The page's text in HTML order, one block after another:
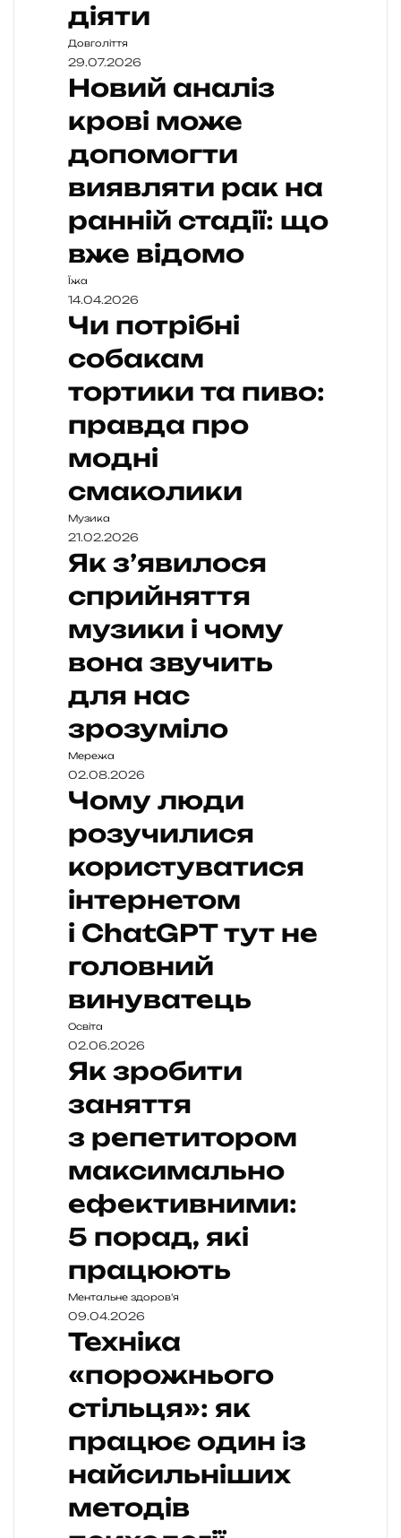
діяти
Довголіття
29.07.2026
Новий аналіз
крові може
допомогти
виявляти рак на
ранній стадії: що
вже відомо
Їжа
14.04.2026
Чи потрібні
собакам
тортики та пиво:
правда про
модні
смаколики
Музика
21.02.2026
Як з’явилося
сприйняття
музики і чому
вона звучить
для нас
зрозуміло
Мережа
02.08.2026
Чому люди
розучилися
користуватися
інтернетом
і ChatGPT тут не
головний
винуватець
Освіта
02.06.2026
Як зробити
заняття
з репетитором
максимально
ефективними:
5 порад, які
працюють
Ментальне здоров’я
09.04.2026
Техніка
«порожнього
стільця»: як
працює один із
найсильніших
методів